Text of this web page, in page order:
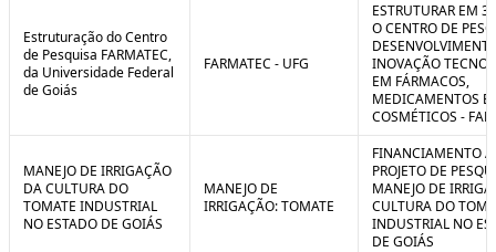
Estruturação do Centro
de Pesquisa FARMATEC,
da Universidade Federal
de Goiás
FARMATEC - UFG
ESTRUTURAR EM
O CENTRO DE
INOVAÇÃO
EM FÁRMACOS,
MEDICAMENTOS E
COSMÉTICOS -
MANEJO DE IRRIGAÇÃO
DA CULTURA DO
TOMATE INDUSTRIAL
NO ESTADO DE GOIÁS
MANEJO DE
IRRIGAÇÃO: TOMATE
FINANCIAMENTO
PROJETO DE
MANEJO DE
CULTURA DO
INDUSTRIAL NO
DE GOIÁS